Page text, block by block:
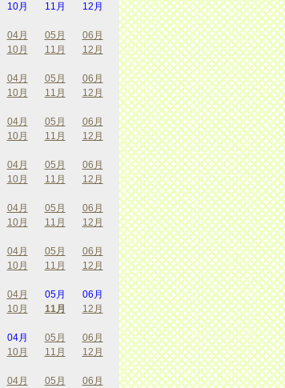
10月 11月
12月
04月 05月
06月
10月 11月
12月
04月 05月
06月
10月 11月
12月
04月 05月
06月
10月 11月
12月
04月 05月
06月
10月 11月
12月
04月 05月
06月
10月 11月
12月
04月 05月
06月
10月 11月
12月
04月 05月
06月
10月 11月
12月
04月 05月
06月
10月 11月
12月
04月 05月
06月